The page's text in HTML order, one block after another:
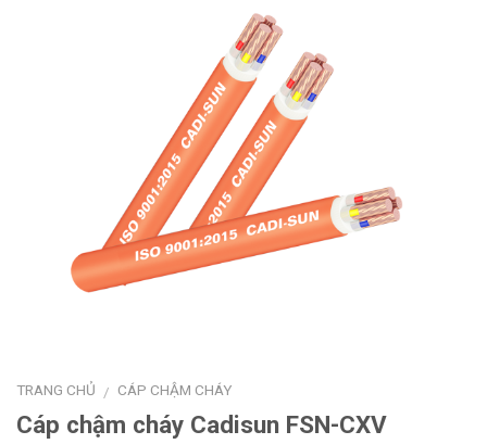
TRANG CHỦ / CÁP CHẬM CHÁY
Cáp chậm cháy Cadisun FSN-CXV